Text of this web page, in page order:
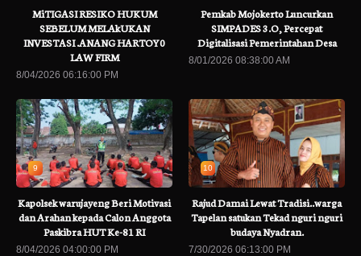
MiTIGASI RESIKO HUKUM
SEBELUM MELAkUKAN
INVESTASI .ANANG HARTOY0
LAW FIRM
8/04/2026 06:16:00 PM
Pemkab Mojokerto Luncurkan
SIMPADES 3.O, Percepat
Digitalisasi Pemerintahan Desa
8/01/2026 08:38:00 AM
9
Kapolsek warujayeng Beri Motivasi
dan Arahan kepada Calon Anggota
Paskibra HUT Ke-81 RI
8/04/2026 04:00:00 PM
10
Rajud Damai Lewat Tradisi..warga
Tapelan satukan Tekad nguri nguri
budaya Nyadran.
7/30/2026 06:13:00 PM